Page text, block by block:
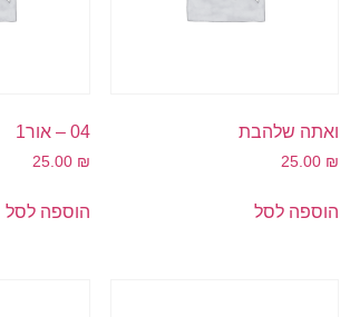
ואתה שלהבת
25.00 ₪
הוספה לסל
04 – אור1
25.00 ₪
הוספה לסל